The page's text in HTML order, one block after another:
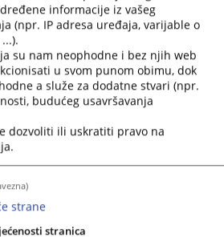
: Bosanski jezik
063484 25 K
177PREGLEDA
informacije iz vašeg
(npr. IP adresa uređaja, varijable o
su nam neophodne i bez njih web
u svom punom obimu, dok
a služe za dodatne stvari (npr.
budućeg usavršavanja
dozvoliti ili uskratiti pravo na
strane
stranica